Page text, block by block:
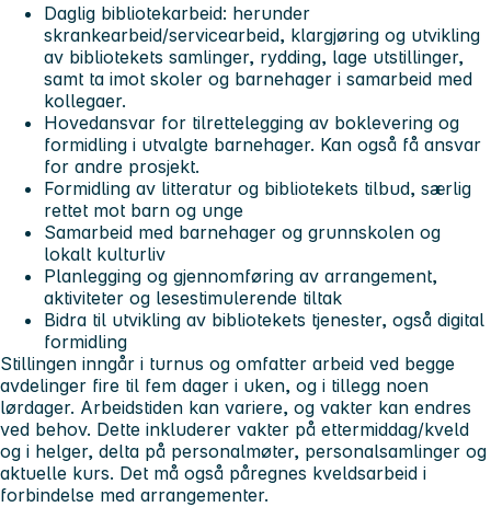
Daglig bibliotekarbeid: herunder
skrankearbeid/servicearbeid, klargjøring og utvikling
av bibliotekets samlinger, rydding, lage utstillinger,
samt ta imot skoler og barnehager i samarbeid med
kollegaer.
Hovedansvar for tilrettelegging av boklevering og
formidling i utvalgte barnehager. Kan også få ansvar
for andre prosjekt.
Formidling av litteratur og bibliotekets tilbud, særlig
rettet mot barn og unge
Samarbeid med barnehager og grunnskolen og
lokalt kulturliv
Planlegging og gjennomføring av arrangement,
aktiviteter og lesestimulerende tiltak
Bidra til utvikling av bibliotekets tjenester, også digital
formidling
Stillingen inngår i turnus og omfatter arbeid ved begge
avdelinger fire til fem dager i uken, og i tillegg noen
lørdager. Arbeidstiden kan variere, og vakter kan endres
ved behov. Dette inkluderer vakter på ettermiddag/kveld
og i helger, delta på personalmøter, personalsamlinger og
aktuelle kurs. Det må også påregnes kveldsarbeid i
forbindelse med arrangementer.